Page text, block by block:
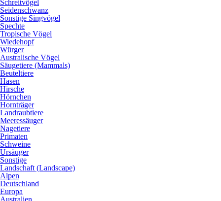
Schreitvögel
Seidenschwanz
Sonstige Singvögel
Spechte
Tropische Vögel
Wiedehopf
Würger
Australische Vögel
Säugetiere (Mammals)
Beuteltiere
Hasen
Hirsche
Hörnchen
Hornträger
Landraubtiere
Meeressäuger
Nagetiere
Primaten
Schweine
Ursäuger
Sonstige
Landschaft (Landscape)
Alpen
Deutschland
Europa
Australien